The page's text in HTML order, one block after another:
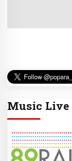
Music Live